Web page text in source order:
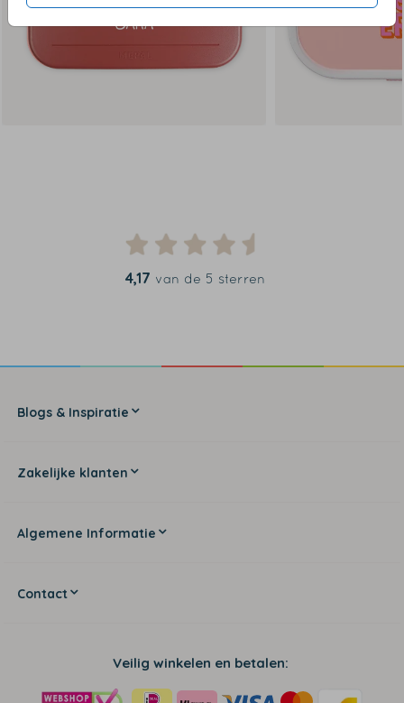
4,17 van de 5 sterren
Blogs & Inspiratie
Zakelijke klanten
Algemene Informatie
Contact
Veilig winkelen en betalen: